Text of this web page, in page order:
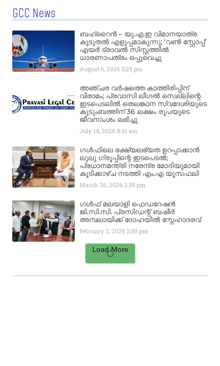
GCC News
ബഹ്‌റൈൻ – യു.എ.ഇ വിമാനയാത്ര
കൂടുതൽ എളുപ്പമാകുന്നു; ‘വൺ സ്റ്റോപ്പ്’
എയർ ട്രാവൽ സിസ്റ്റത്തിൽ
ധാരണാപത്രം ഒപ്പുവെച്ചു
August 6, 20265:25 pm
അഞ്ചര വർഷത്തെ കാത്തിരിപ്പിന്
വിരാമം; പ്രവാസി ലീഗൽ സെല്ലിന്റെ
ഇടപെടലിൽ തെലങ്കാന സ്വദേശിയുടെ
കുടുംബത്തിന് 36 ലക്ഷം രൂപയുടെ
ജീവനാംശം ലഭിച്ചു
July 14, 20268:41 am
ഗൾഫിലെ ഭക്ഷ്യലഭ്യത ഉറപ്പാക്കാൻ
ലുലു ഗ്രൂപ്പിന്റെ ഇടപെടൽ;
പ്രധാനമന്ത്രി നരേന്ദ്ര മോദിയുമായി
കൂടിക്കാഴ്ച നടത്തി എം.എ യൂസഫലി
March 26, 20262:39 pm
ഗൾഫ് മലയാളി ഫെഡറേഷൻ
ജി.സി.സി. പ്രസിഡന്റ് ബഷീർ
അമ്പലായിക്ക് ദോഹയിൽ സ്നേഹാദരവ്
February 2, 20262:50 pm
Load More